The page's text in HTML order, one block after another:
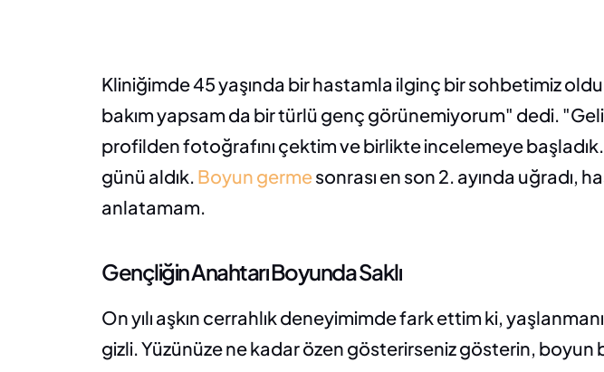
Kliniğimde 45 yaşında bir hastamla ilginç bir sohbetimiz
bakım yapsam da bir türlü genç görünemiyorum" dedi.
profilden fotoğrafını çektim ve birlikte incelemeye
günü aldık. Boyun germe sonrası en son 2. ayında uğradı,
anlatamam.
Gençliğin Anahtarı Boyunda Saklı
On yılı aşkın cerrahlık deneyimimde fark ettim ki,
gizli. Yüzünüze ne kadar özen gösterirseniz gösterin, boyun